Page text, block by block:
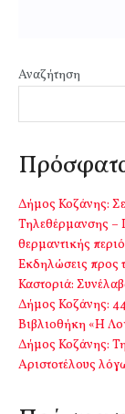
Αναζήτηση
Δήμος Κοζάνης:
Τηλεθέρμανσης –
θερμαντικής
Εκδηλώσεις προς
Καστοριά:
Δήμος Κοζάνης:
Βιβλιοθήκη «Η
Δήμος Κοζάνης:
Αριστοτέλους